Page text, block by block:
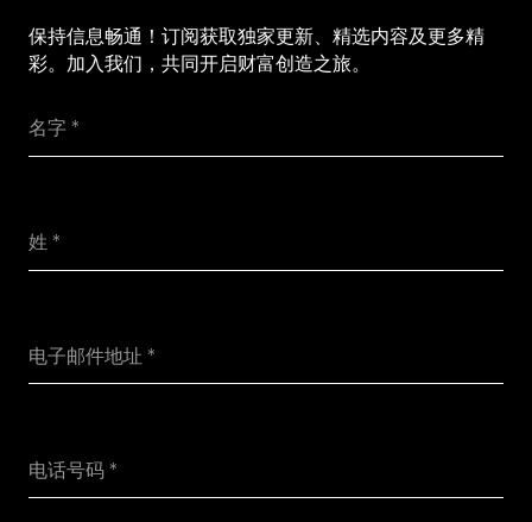
保持信息畅通！订阅获取独家更新、精选内容及更多精
彩。加入我们，共同开启财富创造之旅。